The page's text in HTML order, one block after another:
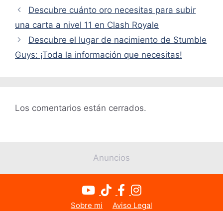
Descubre cuánto oro necesitas para subir
una carta a nivel 11 en Clash Royale
Descubre el lugar de nacimiento de Stumble
Guys: ¡Toda la información que necesitas!
Los comentarios están cerrados.
Anuncios
Sobre mi Aviso Legal